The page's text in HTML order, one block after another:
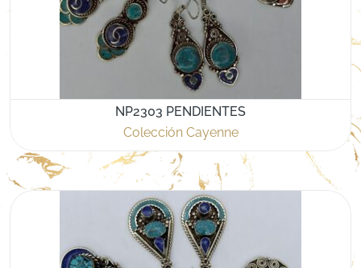
NP2303 PENDIENTES
Colección Cayenne